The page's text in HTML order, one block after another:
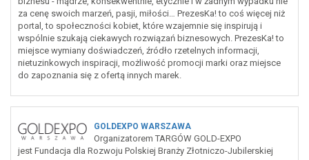
za cenę swoich marzeń, pasji, miłości… PrezesKa! to coś więcej niż
portal, to społeczności kobiet, które wzajemnie się inspirują i
wspólnie szukają ciekawych rozwiązań biznesowych. PrezesKa! to
miejsce wymiany doświadczeń, źródło rzetelnych informacji,
nietuzinkowych inspiracji, możliwość promocji marki oraz miejsce
do zapoznania się z ofertą innych marek.
GOLDEXPO WARSZAWA
Organizatorem TARGÓW GOLD-EXPO
jest Fundacja dla Rozwoju Polskiej Branży Złotniczo-Jubilerskiej